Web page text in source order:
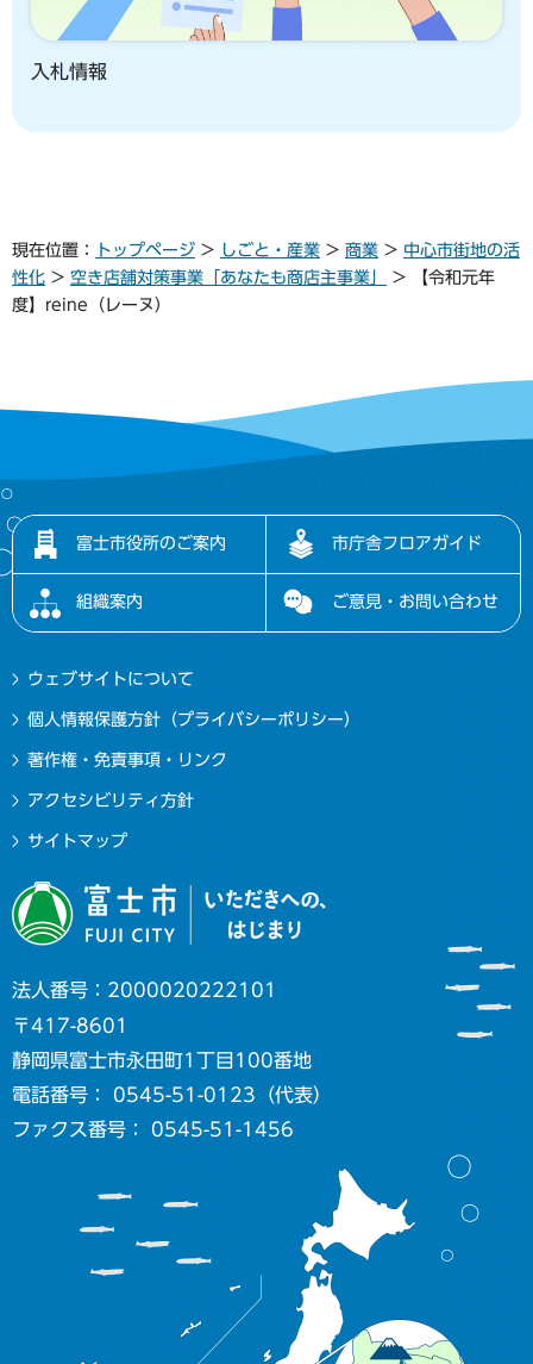
入札情報
現在位置： トップページ > しごと・産業 > 商業 > 中心市街地の活
性化 > 空き店舗対策事業「あなたも商店主事業」
> 【令和元年
度】reine（レーヌ）
富士市役所のご案内 市庁舎フロアガイド
組織案内 ご意見・お問い合わせ
ウェブサイトについて
個人情報保護方針（プライバシーポリシー）
著作権・免責事項・リンク
アクセシビリティ方針
サイトマップ
法人番号：2000020222101
〒417-8601
静岡県富士市永田町1丁目100番地
電話番号： 0545-51-0123（代表）
ファクス番号： 0545-51-1456